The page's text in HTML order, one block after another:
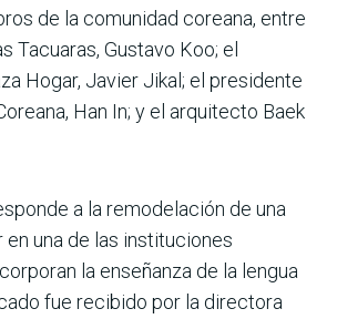
de la comunidad coreana, entre
Tacuaras, Gustavo Koo; el
Hogar, Javier Jikal; el presidente
Han In; y el arquitecto Baek
a la remodelación de una
una de las instituciones
la enseñanza de la lengua
fue recibido por la directora